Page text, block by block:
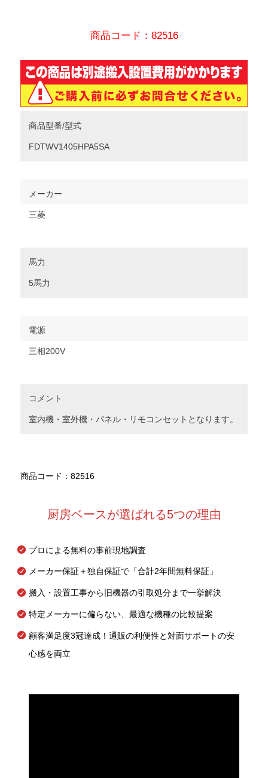
商品コード：82516
商品型番/型式
FDTWV1405HPA5SA
メーカー
三菱
馬力
5馬力
電源
三相200V
コメント
室内機・室外機・パネル・リモコンセットとなります。
商品コード：82516
厨房ベースが選ばれる5つの理由
プロによる無料の事前現地調査
メーカー保証＋独自保証で「合計2年間無料保証」
搬入・設置工事から旧機器の引取処分まで一挙解決
特定メーカーに偏らない、最適な機種の比較提案
顧客満足度3冠達成！通販の利便性と対面サポートの安
心感を両立